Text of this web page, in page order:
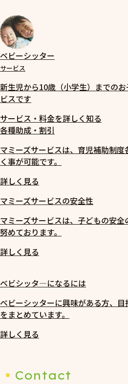
ベビーシッター
サービス
新生児から10歳（小学生）までの
ビスです
サービス・料金を詳しく知る
各種助成・割引
マミーズサービスは、育児補助制
く事が可能です。
詳しく見る
マミーズサービスの安全性
マミーズサービスは、子どもの安
努めております。
詳しく見る
ベビシッタ―になるには
ベビーシッターに興味がある方、
をまとめています。
詳しく見る
Contact